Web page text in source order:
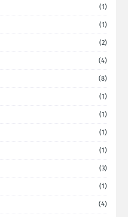
(1)
(1)
(2)
(4)
(8)
(1)
(1)
(1)
(1)
(3)
(1)
(4)